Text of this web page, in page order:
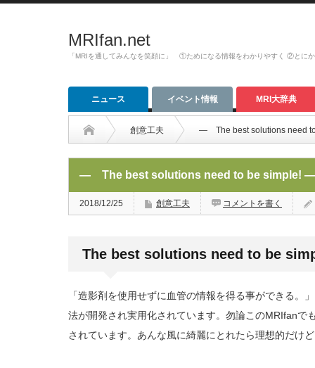
MRIfan.net
「MRIを通してみんなを笑顔に」 ①ためになる情報をわかりやすく ②とに
ニュース イベント情報 MRI大辞典
創意工夫 ― The best solutions need
― The best solutions need to be simple! ―
2018/12/25 創意工夫 コメントを書く
The best solutions need to be
「造影剤を使用せずに血管の情報を得る事ができる。
法が開発され実用化されています。勿論このMRIfanで
されています。あんな風に綺麗にとれたら理想的だけ